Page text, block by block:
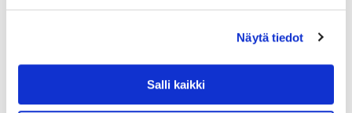
Näytä tiedot
Salli kaikki
ympärivuotista käyttöastetta